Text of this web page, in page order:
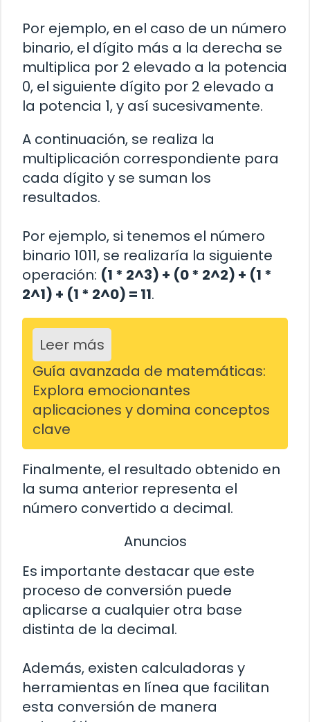
Por ejemplo, en el caso de un número
binario, el dígito más a la derecha se
multiplica por 2 elevado a la potencia
0, el siguiente dígito por 2 elevado a
la potencia 1, y así sucesivamente.
A continuación, se realiza la
multiplicación correspondiente para
cada dígito y se suman los
resultados.
Por ejemplo, si tenemos el número
binario 1011, se realizaría la siguiente
operación: (1 * 2^3) + (0 * 2^2) + (1 *
2^1) + (1 * 2^0) = 11.
Leer más
Guía avanzada de matemáticas:
Explora emocionantes
aplicaciones y domina conceptos
clave
Finalmente, el resultado obtenido en
la suma anterior representa el
número convertido a decimal.
Anuncios
Es importante destacar que este
proceso de conversión puede
aplicarse a cualquier otra base
distinta de la decimal.
Además, existen calculadoras y
herramientas en línea que facilitan
esta conversión de manera